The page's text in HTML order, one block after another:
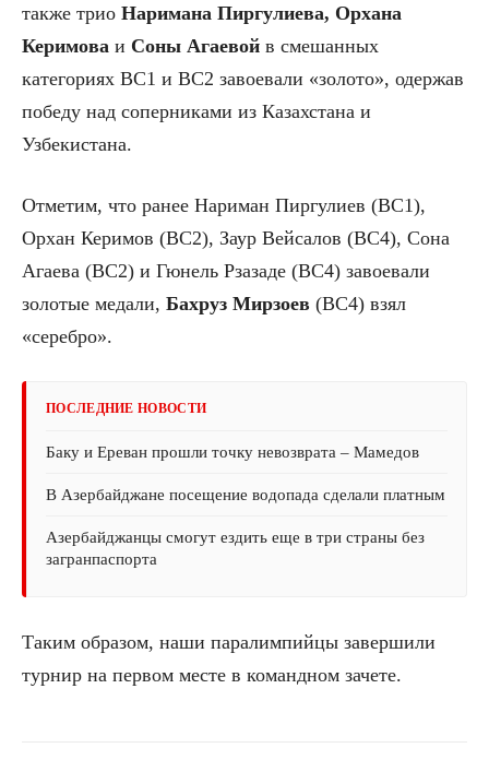
также трио Наримана Пиргулиева, Орхана
Керимова и Соны Агаевой в смешанных
категориях BC1 и BC2 завоевали «золото», одержав
победу над соперниками из Казахстана и
Узбекистана.
Отметим, что ранее Нариман Пиргулиев (BC1),
Орхан Керимов (BC2), Заур Вейсалов (BC4), Сона
Агаева (BC2) и Гюнель Рзазаде (BC4) завоевали
золотые медали, Бахруз Мирзоев (BC4) взял
«серебро».
ПОСЛЕДНИЕ НОВОСТИ
Баку и Ереван прошли точку невозврата – Мамедов
В Азербайджане посещение водопада сделали платным
Азербайджанцы смогут ездить еще в три страны без
загранпаспорта
Таким образом, наши паралимпийцы завершили
турнир на первом месте в командном зачете.